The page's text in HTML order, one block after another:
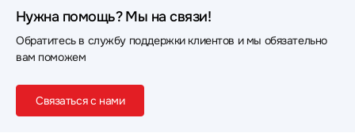
Нужна помощь? Мы на связи!
Обратитесь в службу поддержки клиентов и мы обязательно
вам поможем
Связаться с нами